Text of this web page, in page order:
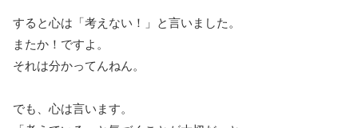
すると心は「考えない！」と言いました。
またか！ですよ。
それは分かってんねん。
でも、心は言います。